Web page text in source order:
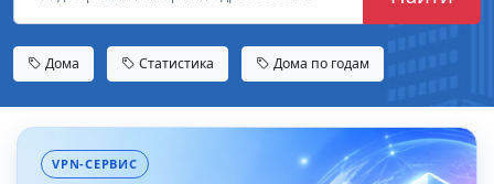
Дома Статистика Дома по годам
VPN-СЕРВИС